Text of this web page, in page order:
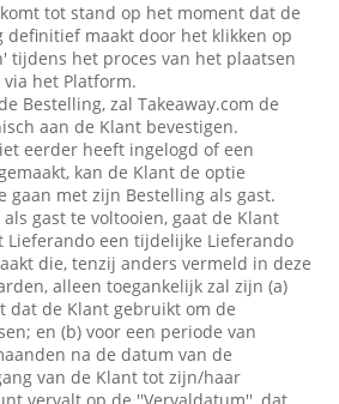
tot stand op het moment dat de
definitief maakt door het klikken op
tijdens het proces van het plaatsen
het Platform.
Bestelling, zal Takeaway.com de
aan de Klant bevestigen.
eerder heeft ingelogd of een
kan de Klant de optie
gaan met zijn Bestelling als gast.
gast te voltooien, gaat de Klant
Lieferando een tijdelijke Lieferando
die, tenzij anders vermeld in deze
alleen toegankelijk zal zijn (a)
dat de Klant gebruikt om de
en (b) voor een periode van
na de datum van de
van de Klant tot zijn/haar